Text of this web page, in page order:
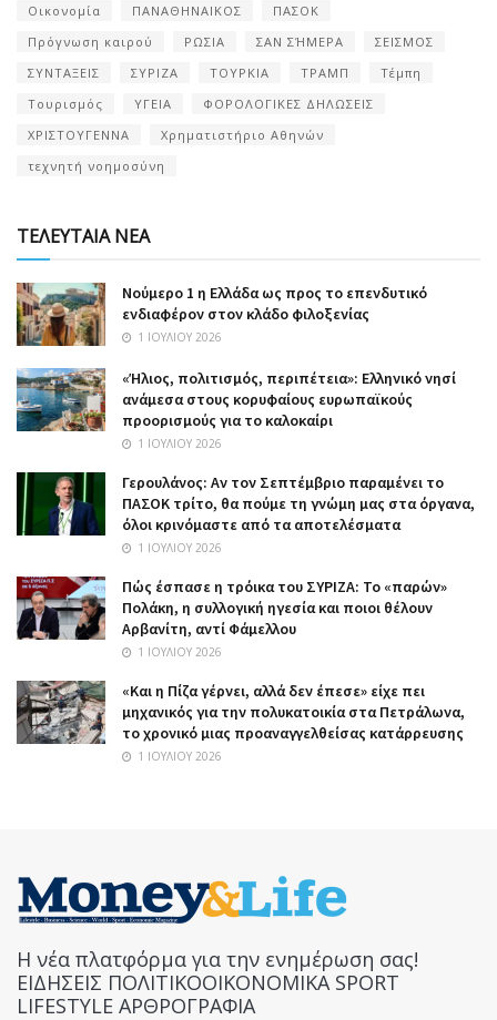
Οικονομία
ΠΑΝΑΘΗΝΑΙΚΟΣ
ΠΑΣΟΚ
Πρόγνωση καιρού
ΡΩΣΙΑ ΣΑΝ ΣΉΜΕΡΑ
ΣΕΙΣΜΟΣ
ΣΥΝΤΑΞΕΙΣ
ΣΥΡΙΖΑ ΤΟΥΡΚΙΑ ΤΡΑΜΠ
Τέμπη
Τουρισμός
ΥΓΕΙΑ
ΦΟΡΟΛΟΓΙΚΕΣ ΔΗΛΩΣΕΙΣ
ΧΡΙΣΤΟΥΓΕΝΝΑ
Χρηματιστήριο Αθηνών
τεχνητή νοημοσύνη
ΤΕΛΕΥΤΑΙΑ ΝΕΑ
Nούμερο 1 η Ελλάδα ως προς το επενδυτικό
ενδιαφέρον στον κλάδο φιλοξενίας
1 ΙΟΥΛΊΟΥ 2026
«Ήλιος, πολιτισμός, περιπέτεια»: Ελληνικό νησί
ανάμεσα στους κορυφαίους ευρωπαϊκούς
προορισμούς για το καλοκαίρι
1 ΙΟΥΛΊΟΥ 2026
Γερουλάνος: Αν τον Σεπτέμβριο παραμένει το
ΠΑΣΟΚ τρίτο, θα πούμε τη γνώμη μας στα όργανα,
όλοι κρινόμαστε από τα αποτελέσματα
1 ΙΟΥΛΊΟΥ 2026
Πώς έσπασε η τρόικα του ΣΥΡΙΖΑ: Το «παρών»
Πολάκη, η συλλογική ηγεσία και ποιοι θέλουν
Αρβανίτη, αντί Φάμελλου
1 ΙΟΥΛΊΟΥ 2026
«Και η Πίζα γέρνει, αλλά δεν έπεσε» είχε πει
μηχανικός για την πολυκατοικία στα Πετράλωνα,
το χρονικό μιας προαναγγελθείσας κατάρρευσης
1 ΙΟΥΛΊΟΥ 2026
Η νέα πλατφόρμα για την ενημέρωση σας!
ΕΙΔΗΣΕΙΣ ΠΟΛΙΤΙΚΟΟΙΚΟΝΟΜΙΚΑ SPORT
LIFESTYLE ΑΡΘΡΟΓΡΑΦΙΑ